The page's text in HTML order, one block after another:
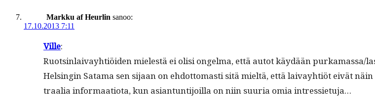
Markku af Heurlin sanoo:
17.10.2013 7:11
Ville:
Ruotsin­laivay­htiöi­den mielestä ei olisi ongel­ma, että autot käy­dään purkamassa/
Helsin­gin Sata­ma sen sijaan on ehdot­tomasti sitä mieltä, että laivay­htiöt eivät
traalia infor­maa­tio­ta, kun asiantun­ti­joil­la on niin suuria omia intressietuja…